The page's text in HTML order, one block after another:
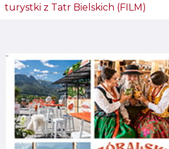
turystki z Tatr Bielskich (FILM)